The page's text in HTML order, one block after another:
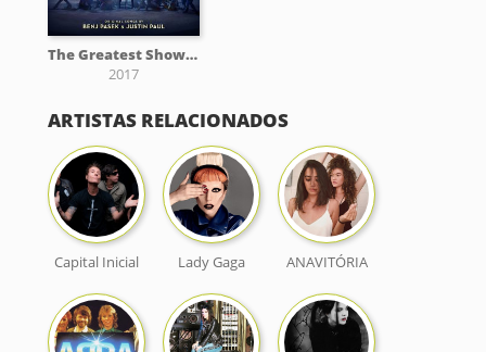
The Greatest Showman (Original Motion Picture Soundtrack)
2017
ARTISTAS RELACIONADOS
Capital Inicial Lady Gaga ANAVITÓRIA